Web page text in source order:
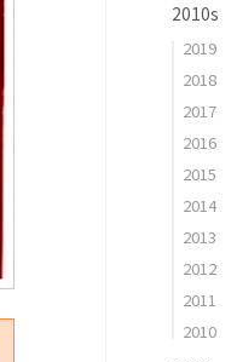
2010s
2019
2018
2017
2016
2015
2014
2013
2012
2011
2010